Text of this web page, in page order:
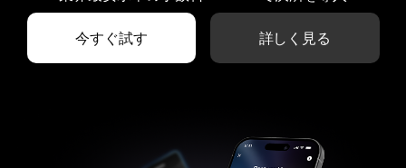
今すぐ試す 詳しく見る